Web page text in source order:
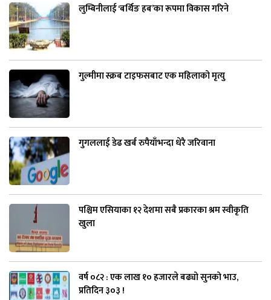
लुम्बिनीलाई ‘बर्थिङ हब’का रूपमा विकास गरिने
गुल्मीमा स्क्रब टाइफसबाट एक महिलाको मृत्यु
गुगललाई डेढ खर्ब रुपैयाँभन्दा धेरै जरिवाना
पश्चिम एसियाका १२ देशमा सबै प्रकारका श्रम स्वीकृति
खुला
वर्ष ०८२ : एक लाख १० हजारले बढ्यो सुनको भाउ,
प्रतिदिन ३०३ !